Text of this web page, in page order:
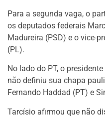
Para a segunda vaga, o
os deputados federais
Madureira (PSD) e o vice-
(PL).
No lado do PT, o
não definiu sua chapa
Fernando Haddad (PT) e
Tarcísio afirmou que não